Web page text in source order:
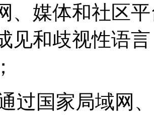
、媒体和社区
见和歧视性语
过国家局域网